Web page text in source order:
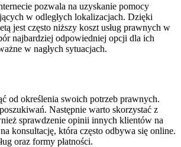
pozwala na uzyskanie pomocy
w odległych lokalizacjach. Dzięki
jest często niższy koszt usług prawnych w
najbardziej odpowiedniej opcji dla ich
w nagłych sytuacjach.
od określenia swoich potrzeb prawnych.
Następnie warto skorzystać z
sprawdzenie opinii innych klientów na
konsultację, która często odbywa się online.
oraz formy płatności.